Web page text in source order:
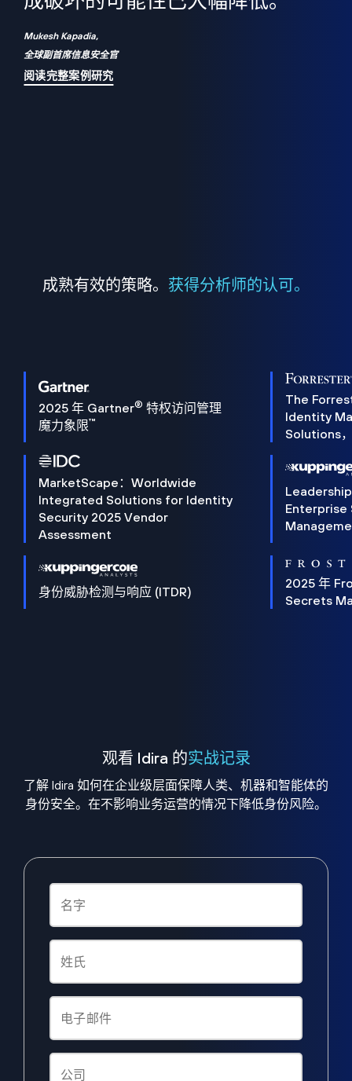
Mukesh Kapadia,
全球副首席信息安全官
阅读完整案例研究
成熟有效的策略。 获得分析师的认可。
2025 年 Gartner® 特权访问管理
魔力象限™
The
Identity
Solutions
MarketScape：Worldwide
Integrated Solutions for Identity
Security 2025 Vendor
Assessment
Enterprise
身份威胁检测与响应 (ITDR)
2025 年
Secrets
观看 Idira 的实战记录
了解 Idira 如何在企业级层面保障人类、机器和智能体的
身份安全。在不影响业务运营的情况下降低身份风险。